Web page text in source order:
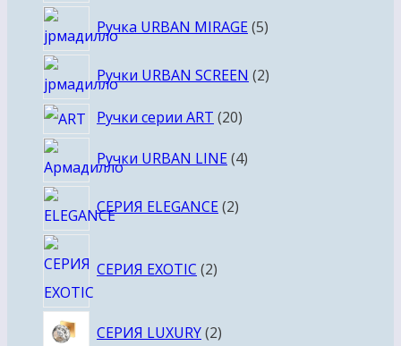
Ручка URBAN MIRAGE 55
Ручки URBAN SCREEN 22
Ручки серии ART 2020
Ручки URBAN LINE 44
СЕРИЯ ELEGANCE 22
СЕРИЯ EXOTIC 2товара
СЕРИЯ LUXURY 22